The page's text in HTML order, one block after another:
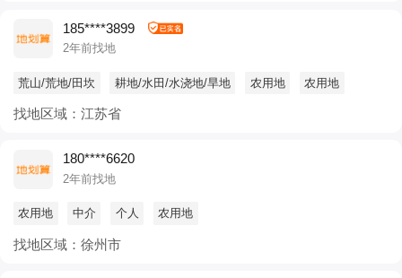
185****3899
2年前找地
荒山/荒地/田坎 耕地/水田/水浇地/旱地 农用地 农用地
找地区域：江苏省
180****6620
2年前找地
农用地 中介 个人 农用地
找地区域：徐州市